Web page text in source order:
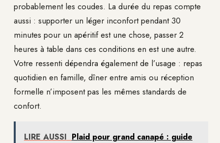
probablement les coudes. La durée du repas compte
aussi : supporter un léger inconfort pendant 30
minutes pour un apéritif est une chose, passer 2
heures à table dans ces conditions en est une autre.
Votre ressenti dépendra également de l’usage : repas
quotidien en famille, dîner entre amis ou réception
formelle n’imposent pas les mêmes standards de
confort.
LIRE AUSSI Plaid pour grand canapé : guide